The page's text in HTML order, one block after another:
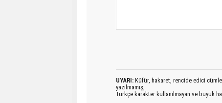
UYARI: Küfür, hakaret, rencide edici
yazılmamış,
Türkçe karakter kullanılmayan ve büyük